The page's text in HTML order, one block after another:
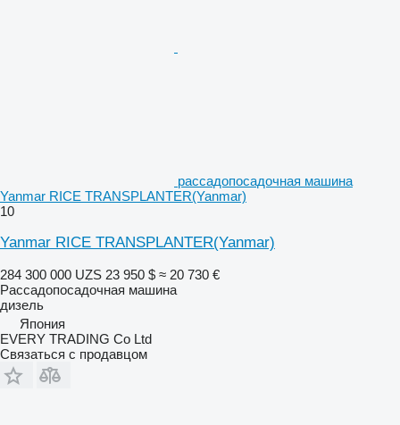
рассадопосадочная машина
Yanmar RICE TRANSPLANTER(Yanmar)
10
Yanmar RICE TRANSPLANTER(Yanmar)
284 300 000 UZS 23 950 $ ≈ 20 730 €
Рассадопосадочная машина
дизель
Япония
EVERY TRADING Co Ltd
Связаться с продавцом